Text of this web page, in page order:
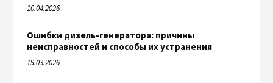
10.04.2026
Ошибки дизель-генератора: причины
неисправностей и способы их устранения
19.03.2026